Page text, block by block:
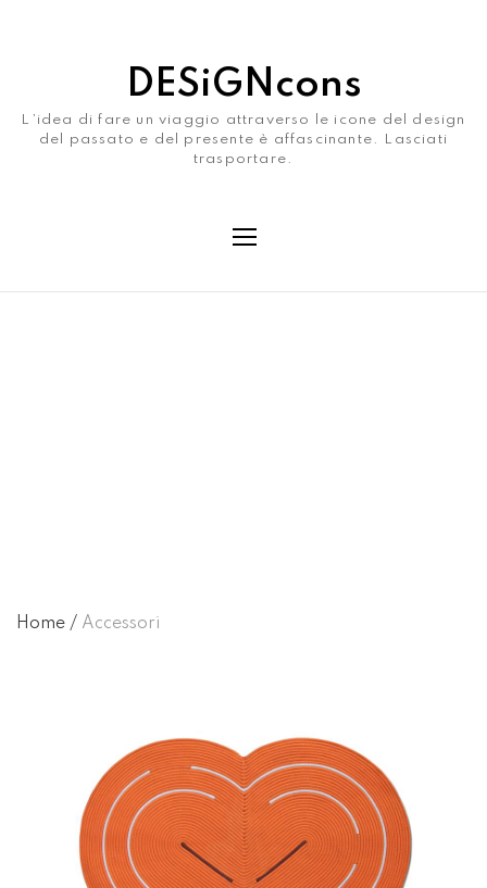
DESiGNcons
L’idea di fare un viaggio attraverso le icone del design
del passato e del presente è affascinante. Lasciati
trasportare.
Home / Accessori